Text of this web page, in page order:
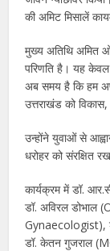
की अमिट मिसालें
मुख्य अतिथि अमित
परिणति है। यह केवल
अब समय है कि हम
उत्तराखंड को
उन्होंने युवाओं से
धरोहर को संरक्षित
कार्यक्रम में डॉ.
डॉ. अविरल डोभाल
Gynaecologist),
डॉ. केतन गुजराल